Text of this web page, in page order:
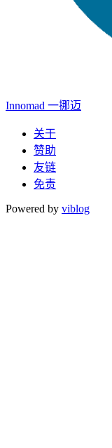
Innomad 一挪迈
关于
赞助
友链
免责
Powered by viblog